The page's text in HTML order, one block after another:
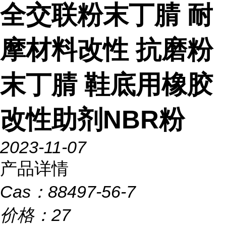
全交联粉末丁腈 耐
摩材料改性 抗磨粉
末丁腈 鞋底用橡胶
改性助剂NBR粉
2023-11-07
产品详情
Cas： 88497-56-7
价格： 27